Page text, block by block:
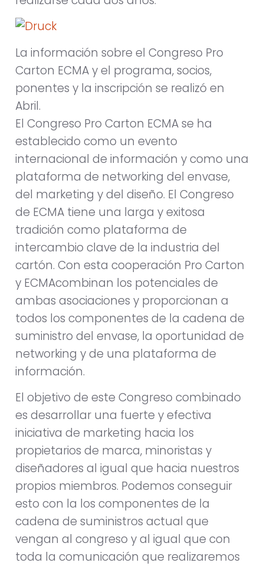
La información sobre el Congreso Pro
Carton ECMA y el programa, socios,
ponentes y la inscripción se realizó en
Abril.
El Congreso Pro Carton ECMA se ha
establecido como un evento
internacional de información y como una
plataforma de networking del envase,
del marketing y del diseño. El Congreso
de ECMA tiene una larga y exitosa
tradición como plataforma de
intercambio clave de la industria del
cartón. Con esta cooperación Pro Carton
y ECMAcombinan los potenciales de
ambas asociaciones y proporcionan a
todos los componentes de la cadena de
suministro del envase, la oportunidad de
networking y de una plataforma de
información.
El objetivo de este Congreso combinado
es desarrollar una fuerte y efectiva
iniciativa de marketing hacia los
propietarios de marca, minoristas y
diseñadores al igual que hacia nuestros
propios miembros. Podemos conseguir
esto con la los componentes de la
cadena de suministros actual que
vengan al congreso y al igual que con
toda la comunicación que realizaremos